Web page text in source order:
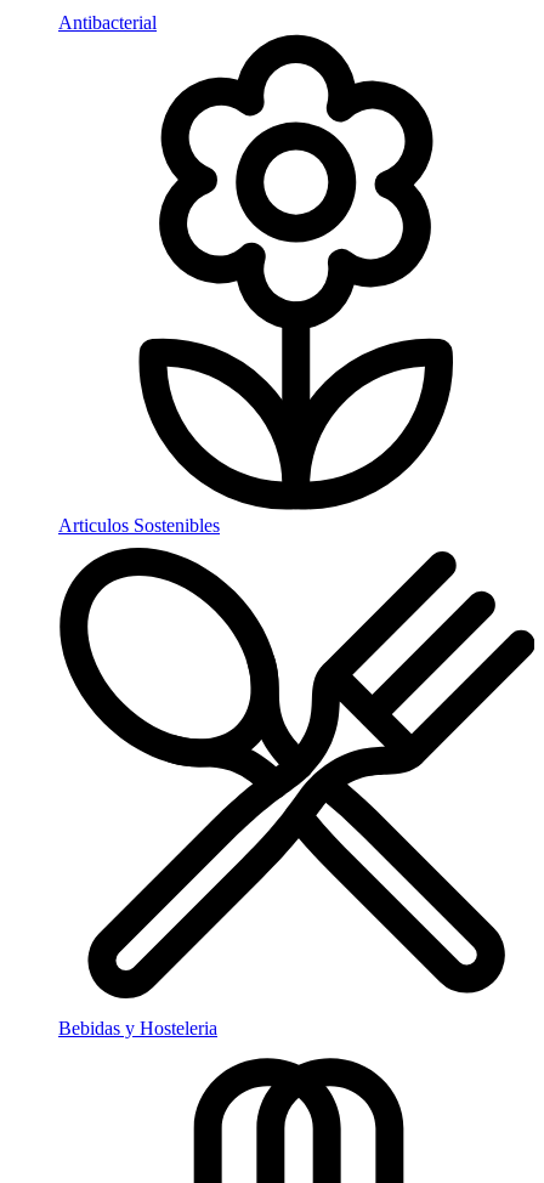
Antibacterial
Articulos Sostenibles
Bebidas y Hosteleria